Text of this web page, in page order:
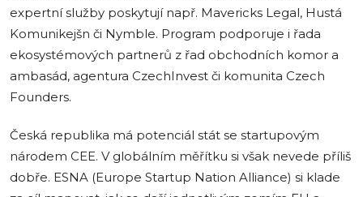
expertní služby poskytují např. Mavericks Legal, Hustá
Komunikejšn či Nymble. Program podporuje i řada
ekosystémových partnerů z řad obchodních komor a
ambasád, agentura CzechInvest či komunita Czech
Founders.
Česká republika má potenciál stát se startupovým
národem CEE. V globálním měřítku si však nevede příliš
dobře. ESNA (Europe Startup Nation Alliance) si klade